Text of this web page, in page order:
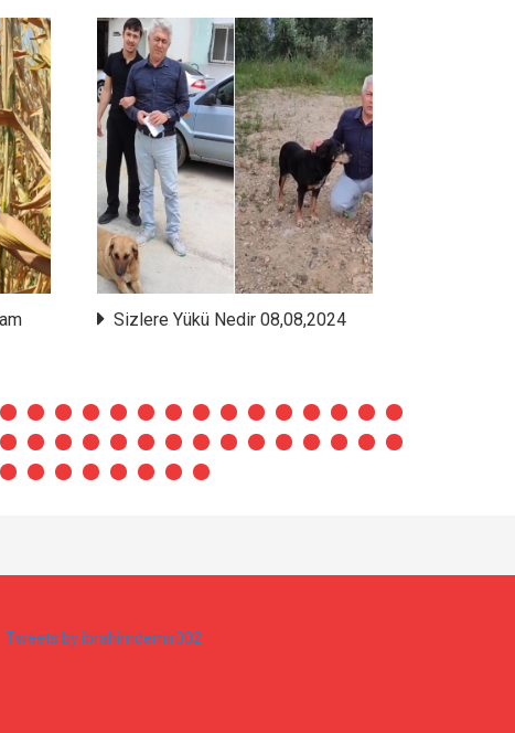
Sizlere Yükü Nedir 08,08,2024
Tweets by ibrahimdemir002